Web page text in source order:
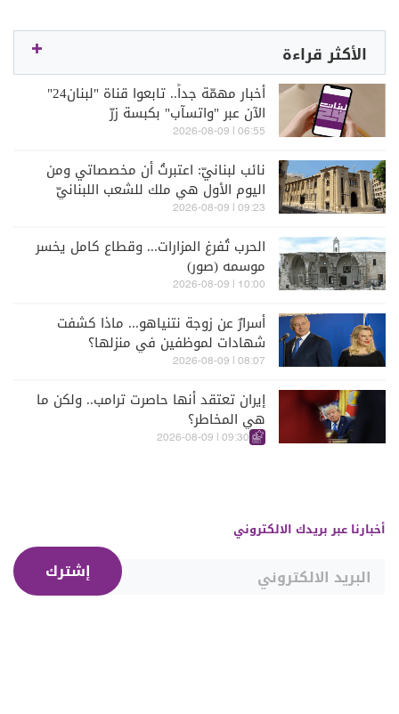
الأكثر قراءة
أخبار مهمّة جداً.. تابعوا قناة "لبنان24"
الآن عبر "واتسآب" بكبسة زرّ
06:55 | 2026-08-09
نائب لبنانيّ: اعتبرتُ أن مخصصاتي ومن
اليوم الأول هي ملك للشعب اللبنانيّ
09:23 | 2026-08-09
الحرب تُفرغ المزارات... وقطاع كامل يخسر
موسمه (صور)
10:00 | 2026-08-09
أسرارٌ عن زوجة نتنياهو... ماذا كشفت
شهادات لموظفين في منزلها؟
08:07 | 2026-08-09
إيران تعتقد أنها حاصرت ترامب.. ولكن ما
هي المخاطر؟
09:30 | 2026-08-09
أخبارنا عبر بريدك الالكتروني
إشترك